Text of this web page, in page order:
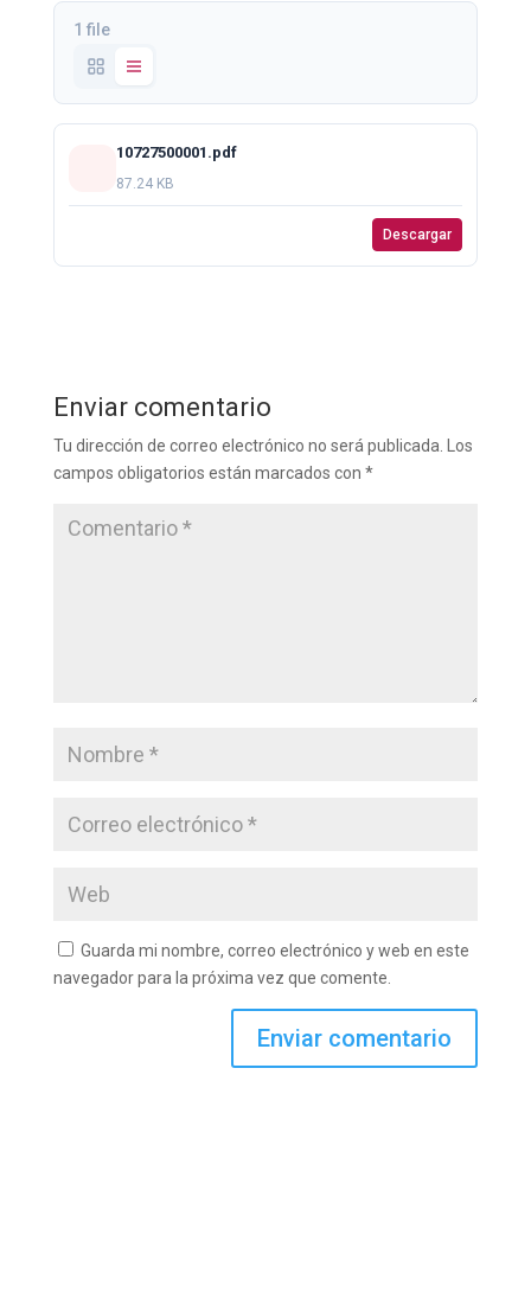
1 file
10727500001.pdf
87.24 KB
Descargar
Enviar comentario
Tu dirección de correo electrónico no será publicada.
Los
campos obligatorios están marcados con *
Guarda mi nombre, correo electrónico y web en este
navegador para la próxima vez que comente.